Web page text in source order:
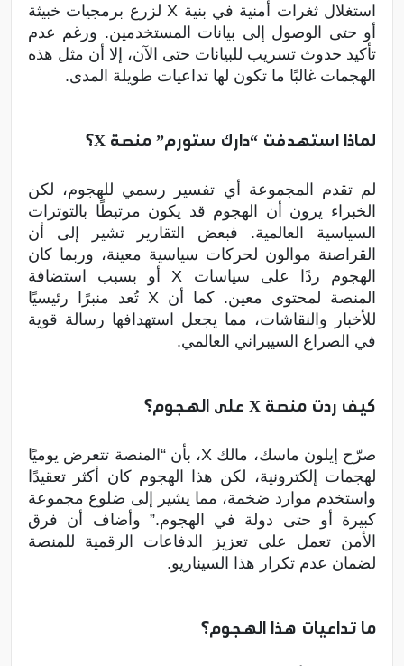
استغلال ثغرات أمنية في بنية X لزرع برمجيات خبيثة
أو حتى الوصول إلى بيانات المستخدمين. ورغم عدم
تأكيد حدوث تسريب للبيانات حتى الآن، إلا أن مثل هذه
الهجمات غالبًا ما تكون لها تداعيات طويلة المدى.
لماذا استهدفت “دارك ستورم” منصة X؟
لم تقدم المجموعة أي تفسير رسمي للهجوم، لكن
الخبراء يرون أن الهجوم قد يكون مرتبطًا بالتوترات
السياسية العالمية. فبعض التقارير تشير إلى أن
القراصنة موالون لحركات سياسية معينة، وربما كان
الهجوم ردًا على سياسات X أو بسبب استضافة
المنصة لمحتوى معين. كما أن X تُعد منبرًا رئيسيًا
للأخبار والنقاشات، مما يجعل استهدافها رسالة قوية
في الصراع السيبراني العالمي.
كيف ردت منصة X على الهجوم؟
صرّح إيلون ماسك، مالك X، بأن “المنصة تتعرض يوميًا
لهجمات إلكترونية، لكن هذا الهجوم كان أكثر تعقيدًا
واستخدم موارد ضخمة، مما يشير إلى ضلوع مجموعة
كبيرة أو حتى دولة في الهجوم.” وأضاف أن فرق
الأمن تعمل على تعزيز الدفاعات الرقمية للمنصة
لضمان عدم تكرار هذا السيناريو.
ما تداعيات هذا الهجوم؟